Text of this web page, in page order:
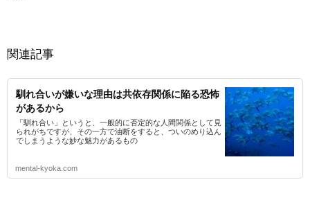
関連記事
馴れ合いが嫌いな理由は共依存関係に陥る恐怖
があるから
「馴れ合い」というと、一般的に否定的な人間関係として見
られがちですが、その一方で油断をすると、ついのめり込ん
でしまうような妙な魅力があるもの
mental-kyoka.com